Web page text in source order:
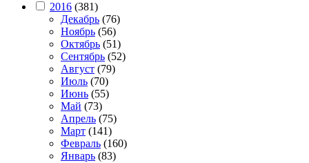
2016 (381)
Декабрь (76)
Ноябрь (56)
Октябрь (51)
Сентябрь (52)
Август (79)
Июль (70)
Июнь (55)
Май (73)
Апрель (75)
Март (141)
Февраль (160)
Январь (83)